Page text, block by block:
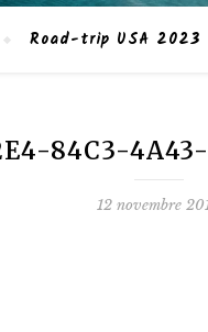
Road-trip USA 2023
84C3-
12 novembre